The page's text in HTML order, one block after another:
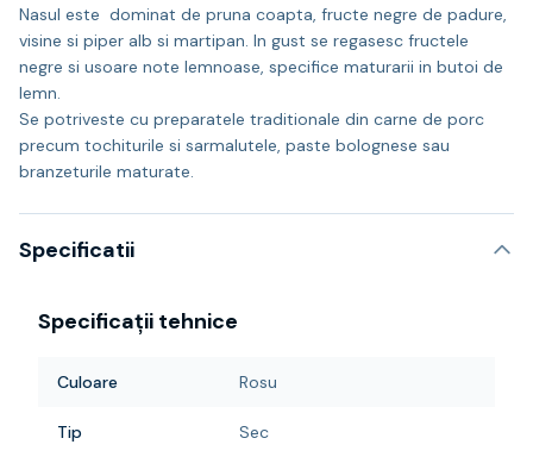
Nasul este dominat de pruna coapta, fructe negre de padure,
visine si piper alb si martipan. In gust se regasesc fructele
negre si usoare note lemnoase, specifice maturarii in butoi de
lemn.
Se potriveste cu preparatele traditionale din carne de porc
precum tochiturile si sarmalutele, paste bolognese sau
branzeturile maturate.
Specificatii
Specificații tehnice
Culoare Rosu
Tip Sec